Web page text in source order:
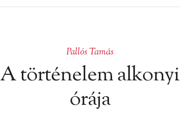
Pallós Tamás
A történelem alkonyi
órája